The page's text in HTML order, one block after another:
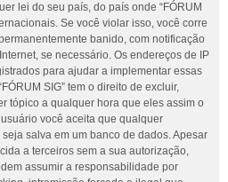
lei do seu país, do país onde “FÓRUM
Se você violar isso, você corre
banido, com notificação
se necessário. Os endereços de IP
para ajudar a implementar essas
SIG” tem o direito de excluir,
tópico a qualquer hora que eles assim o
você aceita que qualquer
salva em um banco de dados. Apesar
a terceiros sem a sua autorização,
assumir a responsabilidade por